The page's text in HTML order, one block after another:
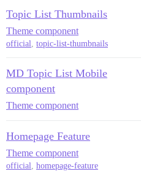
Topic List Thumbnails
Theme component
official, topic-list-thumbnails
MD Topic List Mobile
component
Theme component
Homepage Feature
Theme component
official, homepage-feature